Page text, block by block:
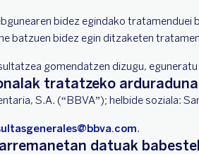
bidez egindako tratamenduei
batzuen bidez egin ditzaketen
gomendatzen dizugu,
tratatzeko
S.A. (“BBVA”); helbide soziala:
.
datuak